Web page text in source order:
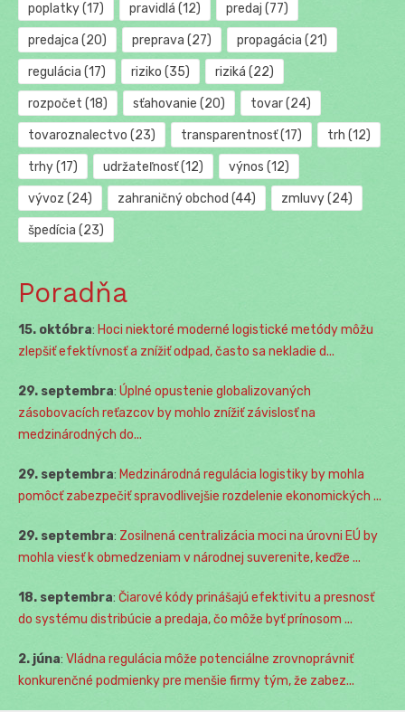
poplatky(17) pravidlá (12) predaj (77)
predajca (20) preprava (27) propagácia (21)
regulácia (17) riziko (35) riziká (22)
rozpočet (18) sťahovanie (20) tovar(24)
tovaroznalectvo (23) transparentnosť(17) trh (12)
trhy(17) udržateľnosť(12) výnos (12)
vývoz (24) zahraničný obchod (44) zmluvy(24)
špedícia (23)
Poradňa
15. októbra: Hoci niektoré moderné logistické metódy môžu
zlepšiť efektívnosť a znížiť odpad, často sa nekladie d...
29. septembra: Úplné opustenie globalizovaných
zásobovacích reťazcov by mohlo znížiť závislosť na
medzinárodných do...
29. septembra: Medzinárodná regulácia logistiky by mohla
pomôcť zabezpečiť spravodlivejšie rozdelenie ekonomických ...
29. septembra: Zosilnená centralizácia moci na úrovni EÚ by
mohla viesť k obmedzeniam v národnej suverenite, keďže ...
18. septembra: Čiarové kódy prinášajú efektivitu a presnosť
do systému distribúcie a predaja, čo môže byť prínosom ...
2. júna: Vládna regulácia môže potenciálne zrovnoprávniť
konkurenčné podmienky pre menšie firmy tým, že zabez...